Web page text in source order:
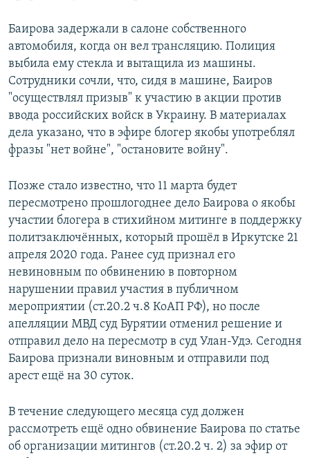
Баирова задержали в салоне собственного
автомобиля, когда он вел трансляцию. Полиция
выбила ему стекла и вытащила из машины.
Сотрудники сочли, что, сидя в машине, Баиров
"осуществлял призыв" к участию в акции против
ввода российских войск в Украину. В материалах
дела указано, что в эфире блогер якобы употреблял
фразы "нет войне", "остановите войну".
Позже стало известно, что 11 марта будет
пересмотрено прошлогоднее дело Баирова о якобы
участии блогера в стихийном митинге в поддержку
политзаключённых, который прошёл в Иркутске 21
апреля 2020 года. Ранее суд признал его
невиновным по обвинению в повторном
нарушении правил участия в публичном
мероприятии (ст.20.2 ч.8 КоАП РФ), но после
апелляции МВД суд Бурятии отменил решение и
отправил дело на пересмотр в суд Улан-Удэ. Сегодня
Баирова признали виновным и отправили под
арест ещё на 30 суток.
В течение следующего месяца суд должен
рассмотреть ещё одно обвинение Баирова по статье
об организации митингов (ст.20.2 ч. 2) за эфир от